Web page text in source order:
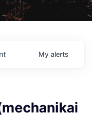
My alerts